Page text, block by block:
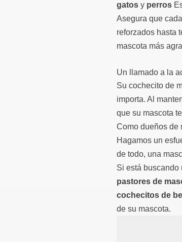
gatosy perros
Asegura que
reforzados hasta
mascota más
Un llamado a la
Su cochecito de
importa. Al
que su mascota
Como dueños de
Hagamos un
de todo, una
Si está buscando
pastores de
cochecitos de
de su mascota.